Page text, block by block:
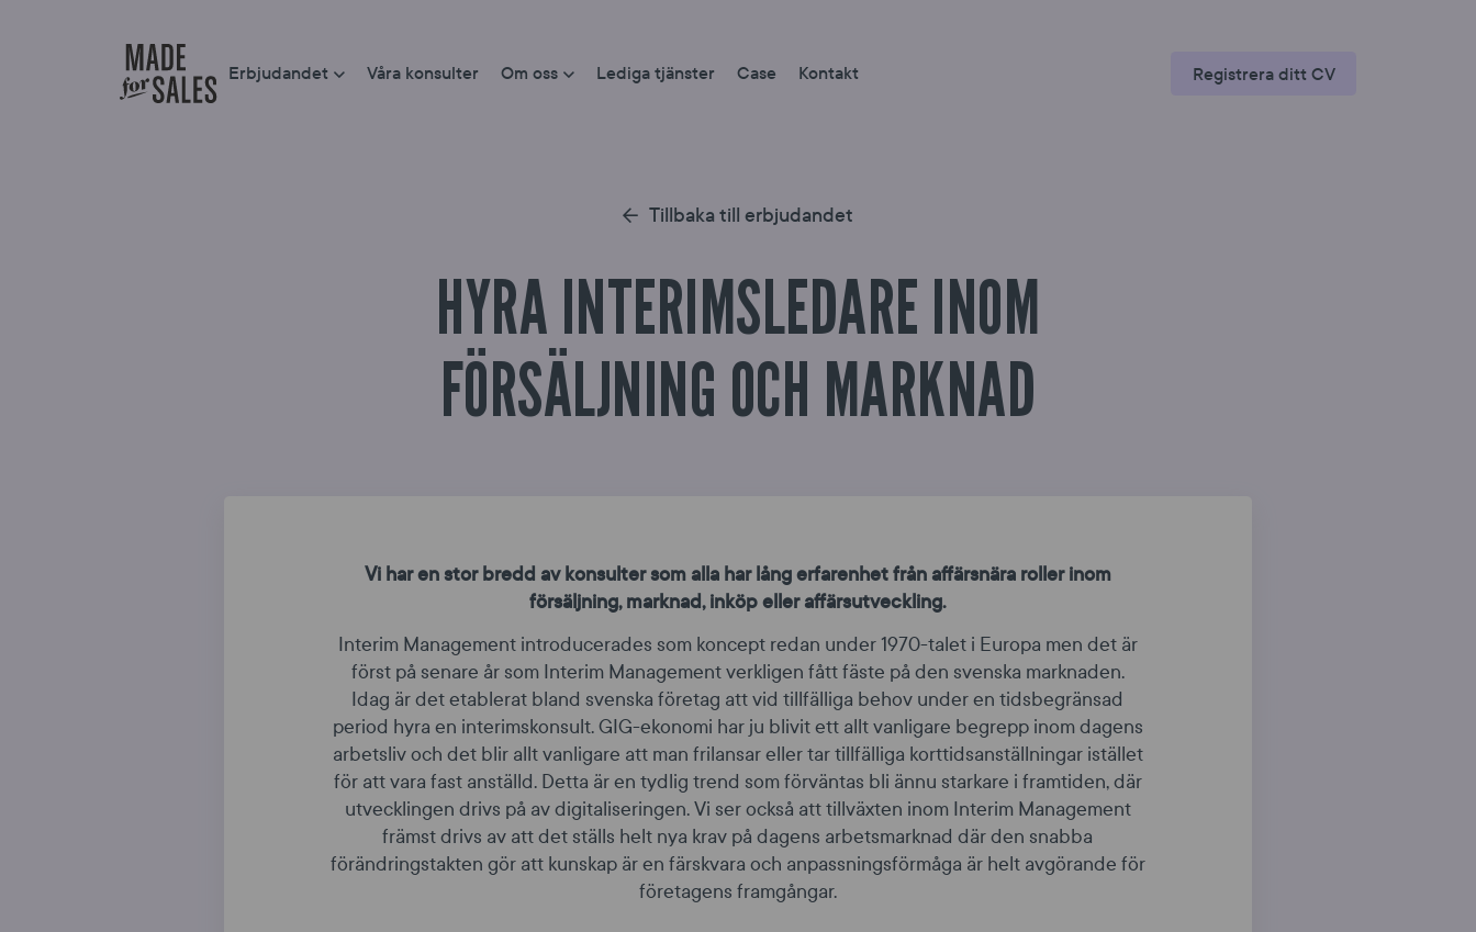
Erbjudandet Våra konsulter Om oss Lediga tjänster Case Kontakt Registrera ditt CV
Tillbaka till erbjudandet
HYRA INTERIMSLEDARE INOM
FÖRSÄLJNING OCH MARKNAD
Vi har en stor bredd av konsulter som alla har lång erfarenhet från affärsnära roller inom
försäljning, marknad, inköp eller affärsutveckling.
Interim Management introducerades som koncept redan under 1970-talet i Europa men det är
först på senare år som Interim Management verkligen fått fäste på den svenska marknaden.
Idag är det etablerat bland svenska företag att vid tillfälliga behov under en tidsbegränsad
period hyra en interimskonsult. GIG-ekonomi har ju blivit ett allt vanligare begrepp inom dagens
arbetsliv och det blir allt vanligare att man frilansar eller tar tillfälliga korttidsanställningar istället
för att vara fast anställd. Detta är en tydlig trend som förväntas bli ännu starkare i framtiden, där
utvecklingen drivs på av digitaliseringen. Vi ser också att tillväxten inom Interim Management
främst drivs av att det ställs helt nya krav på dagens arbetsmarknad där den snabba
förändringstakten gör att kunskap är en färskvara och anpassningsförmåga är helt avgörande för
företagens framgångar.